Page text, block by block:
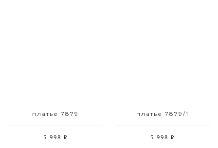
платье 7879
5 998 ₽
платье 7879/1
5 998 ₽